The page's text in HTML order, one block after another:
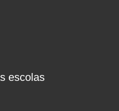
escolas